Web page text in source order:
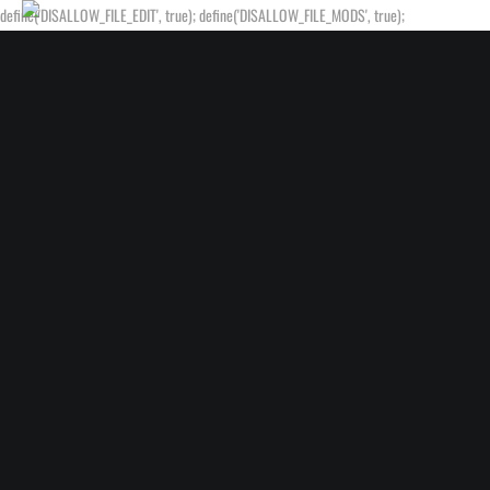
define('DISALLOW_FILE_EDIT', true); define('DISALLOW_FILE_MODS', true);